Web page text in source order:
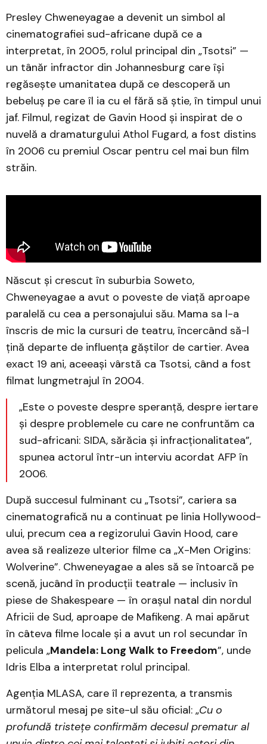
Presley Chweneyagae a devenit un simbol al
cinematografiei sud-africane după ce a
interpretat, în 2005, rolul principal din „Tsotsi” —
un tânăr infractor din Johannesburg care își
regăsește umanitatea după ce descoperă un
bebeluș pe care îl ia cu el fără să știe, în timpul unui
jaf. Filmul, regizat de Gavin Hood și inspirat de o
nuvelă a dramaturgului Athol Fugard, a fost distins
în 2006 cu premiul Oscar pentru cel mai bun film
străin.
Născut și crescut în suburbia Soweto,
Chweneyagae a avut o poveste de viață aproape
paralelă cu cea a personajului său. Mama sa l-a
înscris de mic la cursuri de teatru, încercând să-l
țină departe de influența găștilor de cartier. Avea
exact 19 ani, aceeași vârstă ca Tsotsi, când a fost
filmat lungmetrajul în 2004.
„Este o poveste despre speranţă, despre iertare
şi despre problemele cu care ne confruntăm ca
sud-africani: SIDA, sărăcia şi infracţionalitatea”,
spunea actorul într-un interviu acordat AFP în
2006.
După succesul fulminant cu „Tsotsi”, cariera sa
cinematografică nu a continuat pe linia Hollywood-
ului, precum cea a regizorului Gavin Hood, care
avea să realizeze ulterior filme ca „X-Men Origins:
Wolverine”. Chweneyagae a ales să se întoarcă pe
scenă, jucând în producții teatrale — inclusiv în
piese de Shakespeare — în orașul natal din nordul
Africii de Sud, aproape de Mafikeng. A mai apărut
în câteva filme locale și a avut un rol secundar în
pelicula „Mandela: Long Walk to Freedom”, unde
Idris Elba a interpretat rolul principal.
Agenția MLASA, care îl reprezenta, a transmis
următorul mesaj pe site-ul său oficial: „Cu o
profundă tristeţe confirmăm decesul prematur al